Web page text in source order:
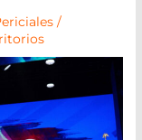
/